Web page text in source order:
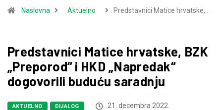
Naslovna Aktuelno Predstavnici Matice hrvatske,…
Predstavnici Matice hrvatske, BZK
„Preporod“ i HKD „Napredak“
dogovorili buduću saradnju
AKTUELNO DIJALOG 21. decembra 2022.